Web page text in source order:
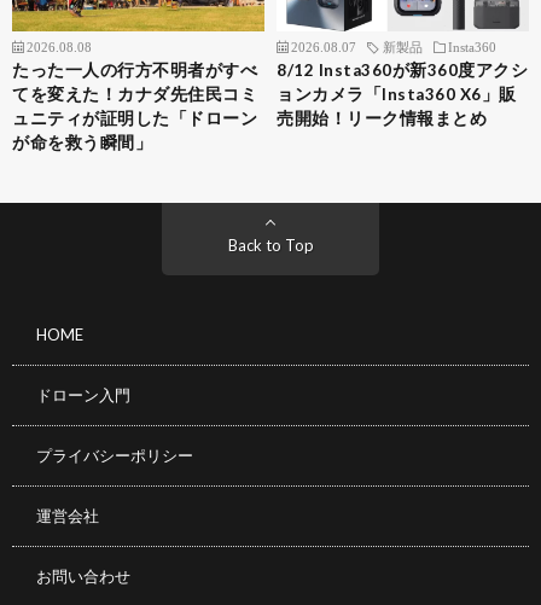
2026.08.08
たった一人の行方不明者がすべ
てを変えた！カナダ先住民コミ
ュニティが証明した「ドローン
が命を救う瞬間」
2026.08.07 新製品 Insta360
8/12 Insta360が新360度アクシ
ョンカメラ「Insta360 X6」販
売開始！リーク情報まとめ
Back to Top
HOME
ドローン入門
プライバシーポリシー
運営会社
お問い合わせ